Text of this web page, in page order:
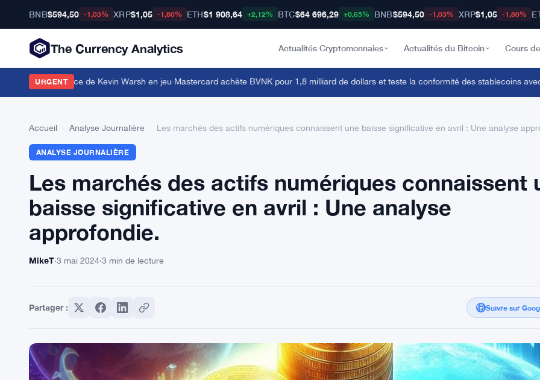
BNB$594,50 -1,03% XRP$1,05 -1,80% ETH$1 908,64 +2,12% BTC$64 696,29 +0,65% BNB$594,50 -1,03% XRP$1,05 -1,80%
The Currency Analytics Actualités Cryptomonnaies Actualités du Bitcoin Cours
URGENT
l'indépendance de Kevin Warsh en jeu Mastercard achète BVNK pour 1,8 milliard de dollars et teste la conformité des stablecoins avec
Accueil Analyse Journalière Les marchés des actifs numériques connaissent une baisse significative en avril : Une analyse
ANALYSE JOURNALIÈRE
Les marchés des actifs numériques connaissent
baisse significative en avril : Une analyse
approfondie.
MikeT·3 mai 2024·3 min de lecture
Partager : Suivre sur